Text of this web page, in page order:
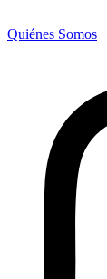
Quiénes Somos